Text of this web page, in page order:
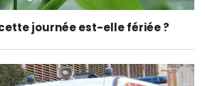
journée est-elle fériée ?